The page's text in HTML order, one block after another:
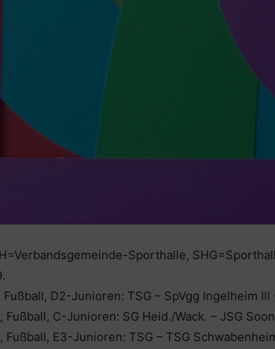
Sporthalle,
Fußball, D2-Junioren: TSG – SpVgg Ingelheim III
Fußball, C-Junioren: SG Heid./Wack. – JSG
Fußball, E3-Junioren: TSG – TSG